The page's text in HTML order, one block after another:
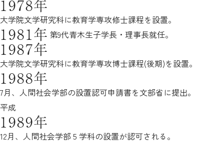
1978年
大学院文学研究科に教育学専攻修士課程を設置。
1981年 第9代青木生子学長・理事長就任。
1987年
大学院文学研究科に教育学専攻博士課程(後期)を設置。
1988年
7月、人間社会学部の設置認可申請書を文部省に提出。
平成
1989年
12月、人間社会学部 5 学科の設置が認可される。